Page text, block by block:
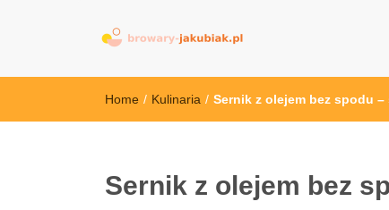
Home / Kulinaria / Sernik z olejem bez spodu
Sernik z olejem bez